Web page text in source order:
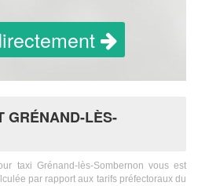
GRÉNAND-LÈS-
taxi Grénand-lès-Sombernon vous est
par rapport aux tarifs préfectoraux du